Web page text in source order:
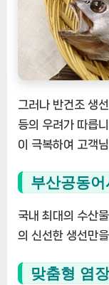
그러나 반건조 생
등의 우려가 따릅
이 극복하여 고객
부산공동
국내 최대의 수산
의 신선한 생선만
맞춤형 염